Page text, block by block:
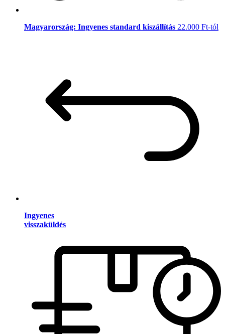
Magyarország: Ingyenes standard kiszállítás 22.000 Ft-tól
Ingyenes
visszaküldés